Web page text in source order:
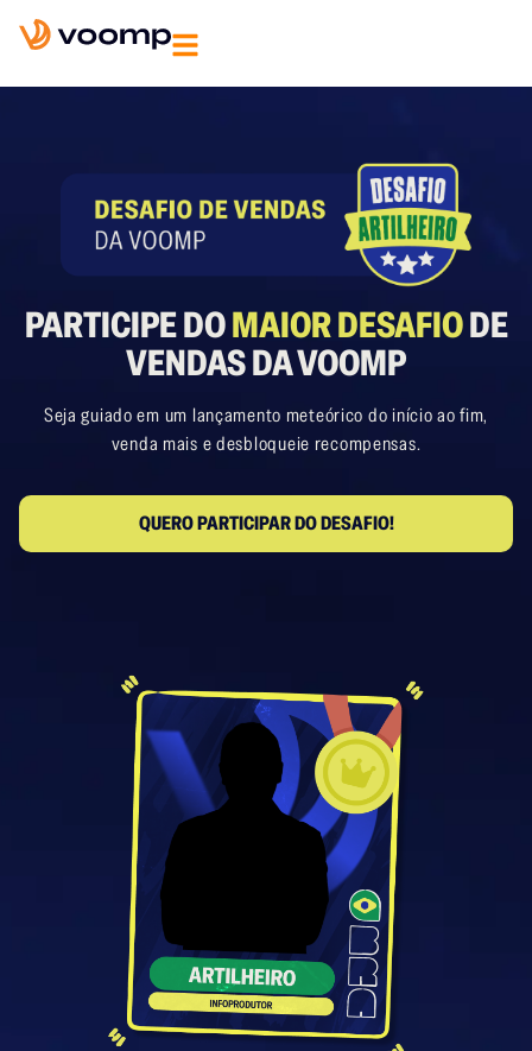
PARTICIPE DOMAIOR DESAFIODE
VENDAS DA VOOMP
Seja guiado em um lançamento meteórico do início ao fim,
venda mais e desbloqueie recompensas.
QUERO PARTICIPAR DO DESAFIO!